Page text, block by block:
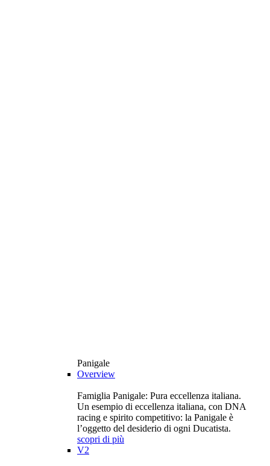
Panigale
Overview
Famiglia Panigale: Pura eccellenza italiana.
Un esempio di eccellenza italiana, con DNA
racing e spirito competitivo: la Panigale è
l’oggetto del desiderio di ogni Ducatista.
scopri di più
V2